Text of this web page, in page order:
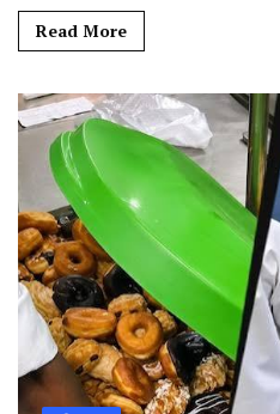
Read More